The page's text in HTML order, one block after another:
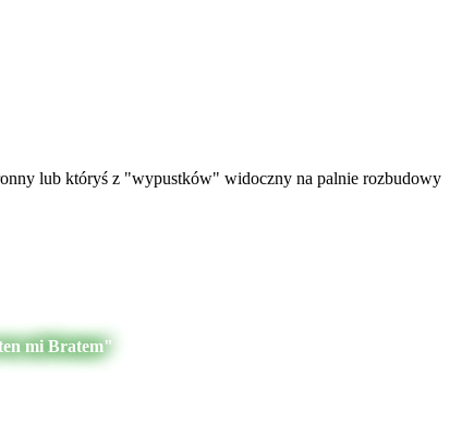
lub któryś z "wypustków" widoczny na palnie rozbudowy
mi Bratem"